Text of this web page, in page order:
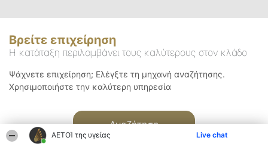
ΑΕΤΟΊ της υγείας Live chat
Βρείτε επιχείρηση
Η κατάταξη περιλαμβάνει τους καλύτερους στον κλάδο
Ψάχνετε επιχείρηση; Ελέγξτε τη μηχανή αναζήτησης.
Χρησιμοποιήστε την καλύτερη υπηρεσία
Αναζήτηση